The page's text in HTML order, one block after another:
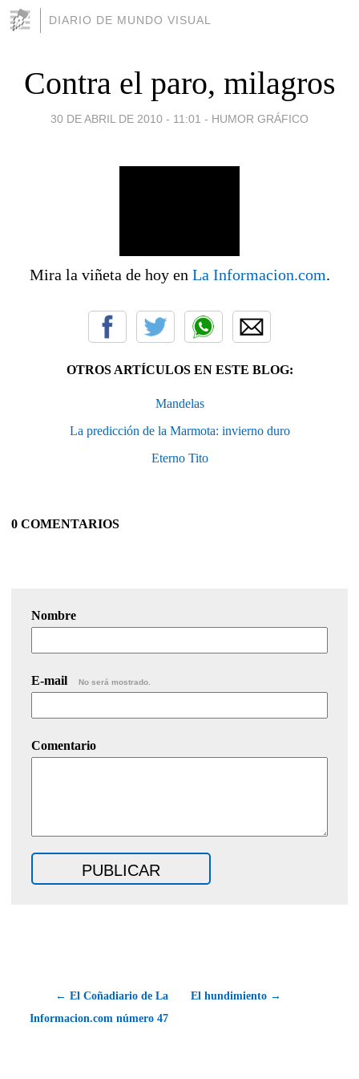
DIARIO DE MUNDO VISUAL
Contra el paro, milagros
30 DE ABRIL DE 2010 - 11:01 - HUMOR GRÁFICO
Mira la viñeta de hoy en La Informacion.com.
OTROS ARTÍCULOS EN ESTE BLOG:
Mandelas
La predicción de la Marmota: invierno duro
Eterno Tito
0 COMENTARIOS
Nombre
E-mail No será mostrado.
Comentario
← El Coñadiario de La
Informacion.com número 47
El hundimiento →